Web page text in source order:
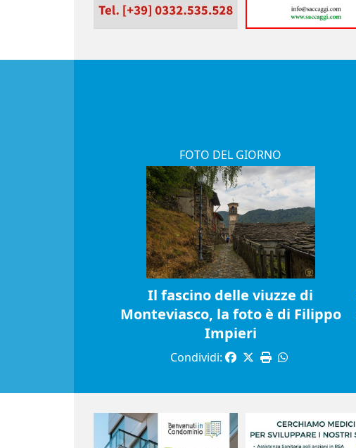
FOTO DEL GIORNO
Il fascino delle viuzze di
Monteviasco, la foto è di Filippo
Impieri
Condividi: